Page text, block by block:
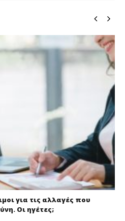
για τις αλλαγές που
Οι ηγέτες;